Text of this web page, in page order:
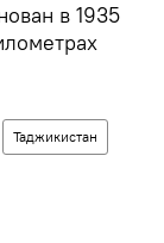
в 1935
Таджикистан